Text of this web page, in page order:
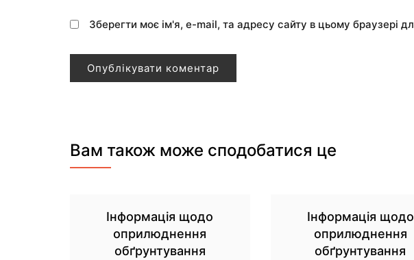
Зберегти моє ім'я, e-mail, та адресу сайту в цьому браузері
Вам також може сподобатися це
Інформація щодо
оприлюднення
обґрунтування
Інформація щодо
оприлюднення
обґрунтування